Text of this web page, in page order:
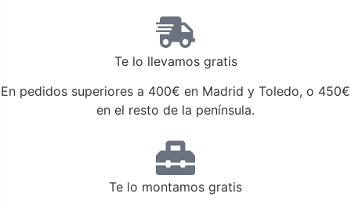
Te lo llevamos gratis
En pedidos superiores a 400€ en Madrid y Toledo, o 450€
en el resto de la península.
Te lo montamos gratis